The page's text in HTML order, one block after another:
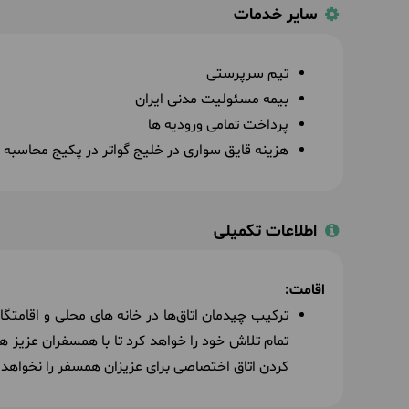
5
سواحل مکران را ترک می‌کنیم و راهی بم
می‌دهیم.
ستاره
6
1404/01/09
March 29, 2025
صبحانه را که میل کردیم، به دیدار از
کرمان می‌رویم و بر اساس زمان حرکت در
سایر خدمات
تیم سرپرستی
بیمه مسئولیت مدنی ایران
پرداخت تمامی ورودیه ها
هزینه قایق سواری در خلیج گواتر در پکیج
اطلاعات تکمیلی
اقامت:
ترکیب چیدمان اتاق‌ها در خانه های محلی و
تمام تلاش خود را خواهد کرد تا با همسفران عزیز
کردن اتاق اختصاصی برای عزیزان همسفر را